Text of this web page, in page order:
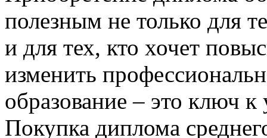
полезным не только для
и для тех, кто хочет
изменить
образование – это ключ
Покупка диплома